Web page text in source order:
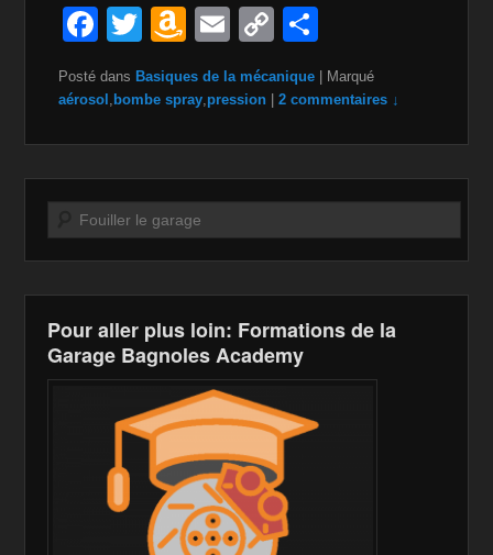
F
c
o
o
k
T
tt
A
a
n
W
is
h
Li
st
E
m
ail
C
p
n
k
ta
Posté dans Basiques de la mécanique
Marqué
aérosol , bombe spray,pression |2 commentaires ↓
Recherche
Pour aller plus loin: Formations de la
Garage Bagnoles Academy